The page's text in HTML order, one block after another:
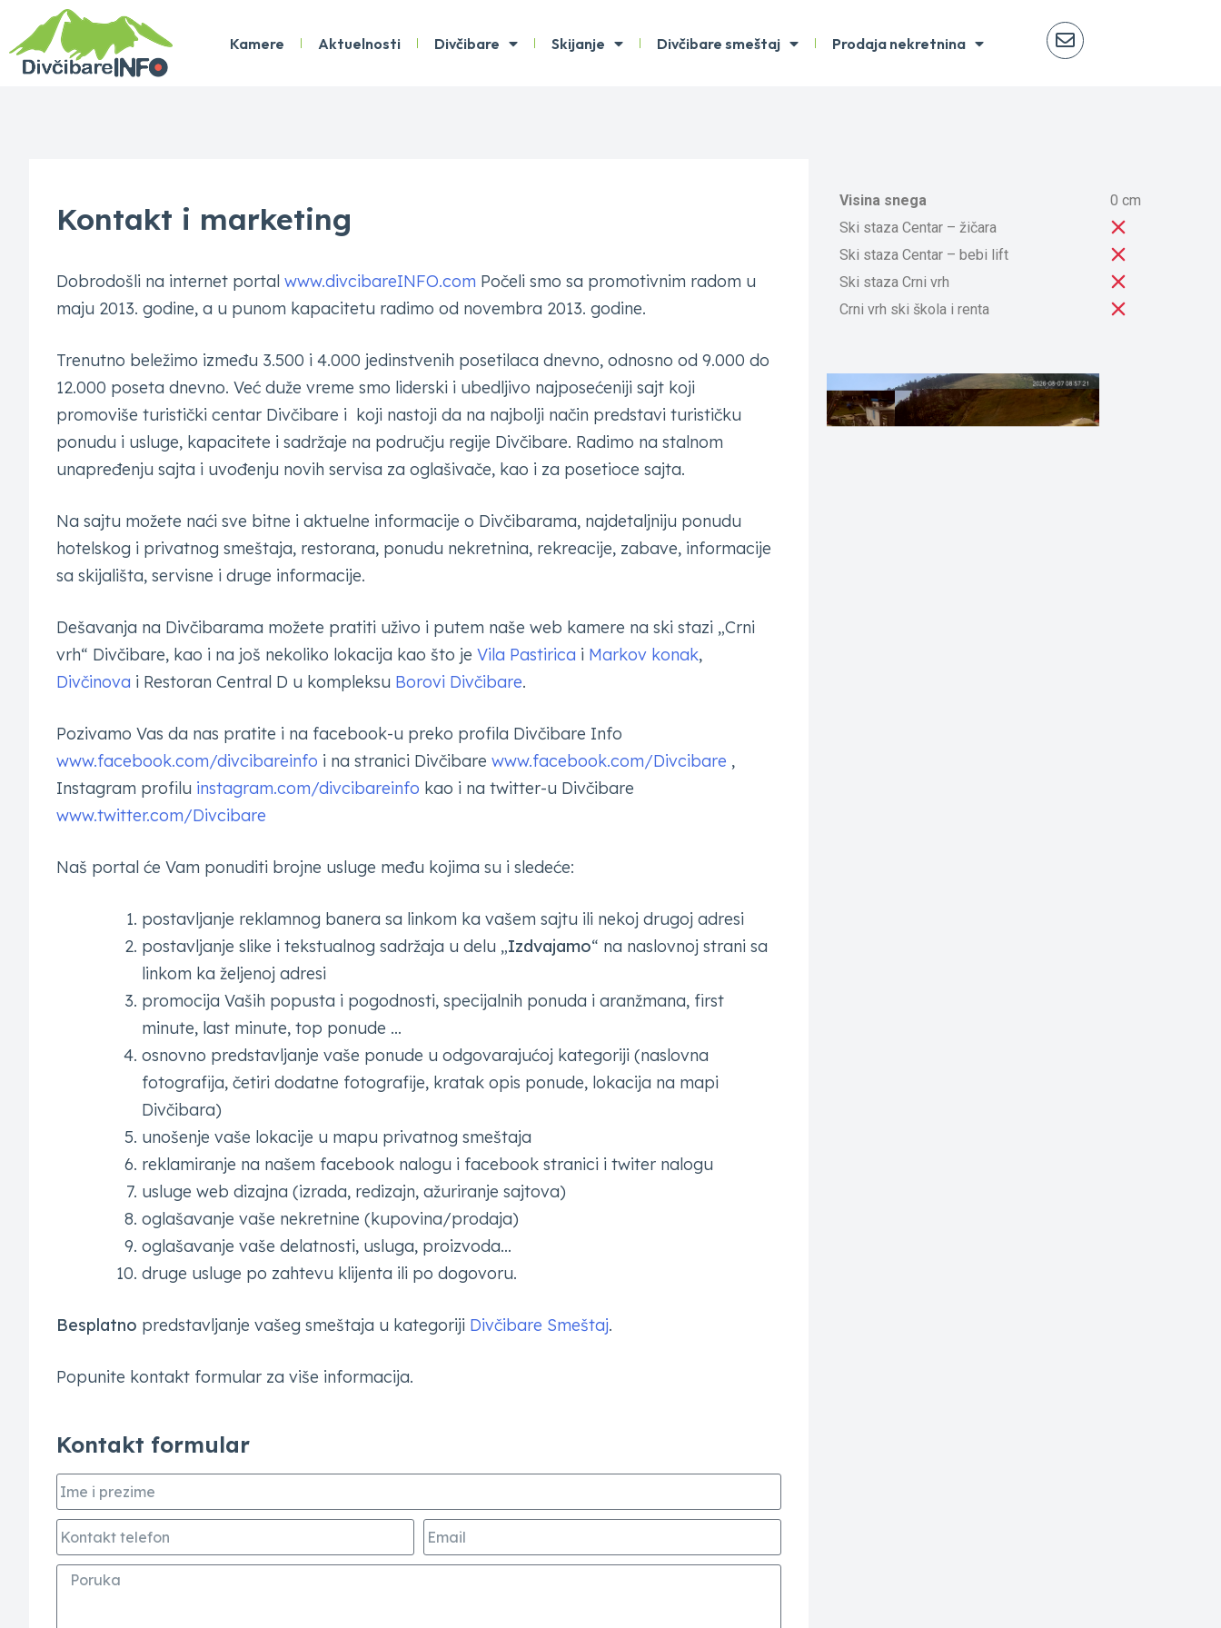
Kamere Aktuelnosti Divčibare Skijanje Divčibare smeštaj Prodaja nekretnina
Kontakt i marketing
Dobrodošli na internet portal www.divcibareINFO.com Počeli smo sa promotivnim radom u
maju 2013. godine, a u punom kapacitetu radimo od novembra 2013. godine.
Trenutno beležimo između 3.500 i 4.000 jedinstvenih posetilaca dnevno, odnosno od 9.000 do
12.000 poseta dnevno. Već duže vreme smo liderski i ubedljivo najposećeniji sajt koji
promoviše turistički centar Divčibare i koji nastoji da na najbolji način predstavi turističku
ponudu i usluge, kapacitete i sadržaje na području regije Divčibare. Radimo na stalnom
unapređenju sajta i uvođenju novih servisa za oglašivače, kao i za posetioce sajta.
Na sajtu možete naći sve bitne i aktuelne informacije o Divčibarama, najdetaljniju ponudu
hotelskog i privatnog smeštaja, restorana, ponudu nekretnina, rekreacije, zabave, informacije
sa skijališta, servisne i druge informacije.
Dešavanja na Divčibarama možete pratiti uživo i putem naše web kamere na ski stazi „Crni
vrh“ Divčibare, kao i na još nekoliko lokacija kao što je Vila Pastirica i Markov konak,
Divčinova i Restoran Central D u kompleksu Borovi Divčibare.
Pozivamo Vas da nas pratite i na facebook-u preko profila Divčibare Info
www.facebook.com/divcibareinfo i na stranici Divčibare www.facebook.com/Divcibare ,
Instagram profilu instagram.com/divcibareinfo kao i na twitter-u Divčibare
www.twitter.com/Divcibare
Naš portal će Vam ponuditi brojne usluge među kojima su i sledeće:
postavljanje reklamnog banera sa linkom ka vašem sajtu ili nekoj drugoj adresi
postavljanje slike i tekstualnog sadržaja u delu „Izdvajamo“ na naslovnoj strani sa
linkom ka željenoj adresi
promocija Vaših popusta i pogodnosti, specijalnih ponuda i aranžmana, first
minute, last minute, top ponude …
osnovno predstavljanje vaše ponude u odgovarajućoj kategoriji (naslovna
fotografija, četiri dodatne fotografije, kratak opis ponude, lokacija na mapi
Divčibara)
unošenje vaše lokacije u mapu privatnog smeštaja
reklamiranje na našem facebook nalogu i facebook stranici i twiter nalogu
usluge web dizajna (izrada, redizajn, ažuriranje sajtova)
oglašavanje vaše nekretnine (kupovina/prodaja)
oglašavanje vaše delatnosti, usluga, proizvoda…
druge usluge po zahtevu klijenta ili po dogovoru.
Besplatno predstavljanje vašeg smeštaja u kategoriji Divčibare Smeštaj.
Popunite kontakt formular za više informacija.
Kontakt formular
Visina snega
0 cm
Ski staza Centar – žičara
Ski staza Centar – bebi lift
Ski staza Crni vrh
Crni vrh ski škola i renta